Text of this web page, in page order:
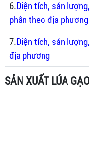
6.Diện tích, sản
phân theo địa phương
7.Diện tích, sản
địa phương
SẢN XUẤT LÚA GẠO